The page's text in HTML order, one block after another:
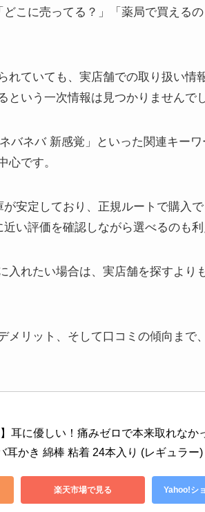
こに売ってる？」「薬局で買える
れていても、実店舗での取り扱い情
という一次情報は見つかりませんで
バネバ 新感覚」といった関連キー
心です。
安定しており、正規ルートで購入
い評価を確認しながら選べるのも
入れたい場合は、実店舗を探すより
メリット、そして口コミの傾向まで
耳に優しい！痛みゼロで本来取れなか
耳かき 綿棒 粘着 24本入り (レギュラー)
楽天市場で見る Yahoo!シ